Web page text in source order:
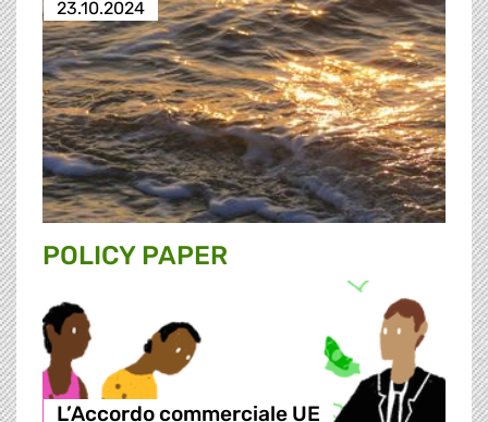
23.10.2024
POLICY PAPER
L’Accordo commerciale UE